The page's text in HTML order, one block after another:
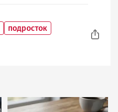
подросток
Image